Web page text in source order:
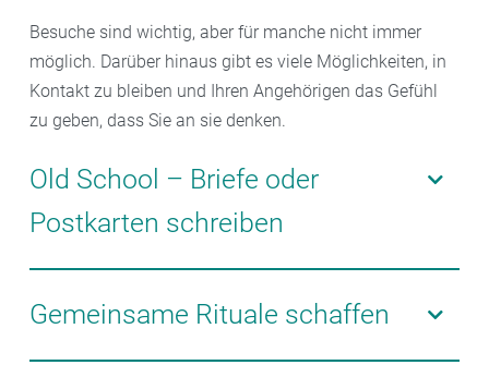
Besuche sind wichtig, aber für manche nicht immer
möglich. Darüber hinaus gibt es viele Möglichkeiten, in
Kontakt zu bleiben und Ihren Angehörigen das Gefühl
zu geben, dass Sie an sie denken.
Old School – Briefe oder
Postkarten schreiben
Handgeschriebene Briefe oder Postkarten sind eine
charmante und persönliche Art, den Kontakt
Gemeinsame Rituale schaffen